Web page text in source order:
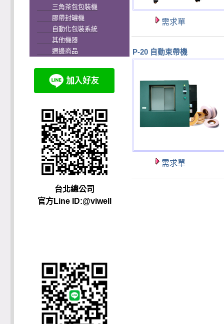
三角茶包包裝機
膠帶封罐機
自動化包裝系統
其他機器
週邊商品
台北總公司
官方Line ID:@viwell
需求單
P-20 自動束帶機
需求單